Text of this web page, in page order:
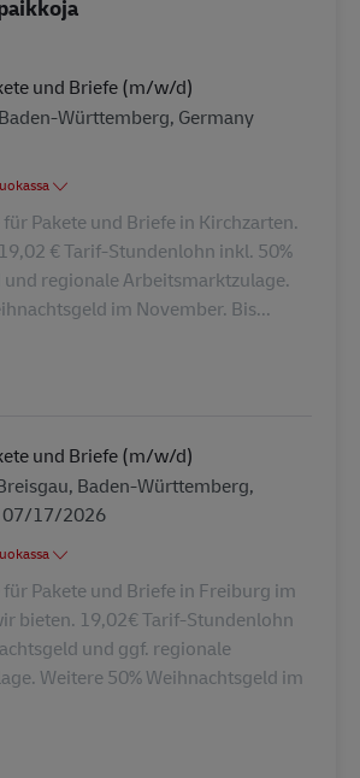
und Briefe (m/w/d)
Württemberg, Germany
2 luokassa
Pakete und Briefe in Kirchzarten.
€ Tarif-Stundenlohn inkl. 50%
regionale Arbeitsmarktzulage.
im November. Bis...
und Briefe (m/w/d)
Baden-Württemberg,
Date
07/17/2026
2 luokassa
Pakete und Briefe in Freiburg im
bieten. 19,02€ Tarif-Stundenlohn
und ggf. regionale
Weitere 50% Weihnachtsgeld im